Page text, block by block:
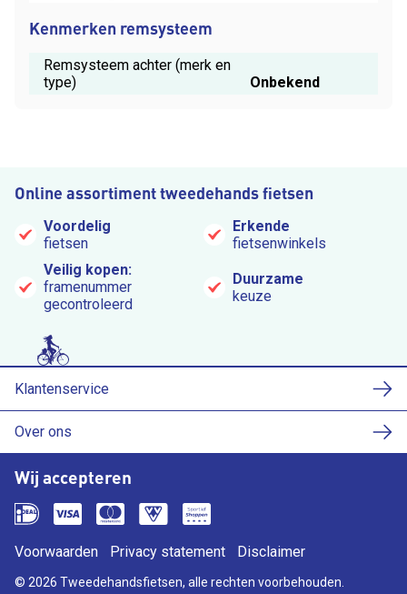
Kenmerken remsysteem
Remsysteem achter (merk en
type)
Onbekend
Online assortiment tweedehands fietsen
Voordelig
fietsen
Erkende
fietsenwinkels
Veilig kopen:
framenummer
gecontroleerd
Duurzame
keuze
Klantenservice
Over ons
Wij accepteren
Voorwaarden Privacy statement Disclaimer
© 2026 Tweedehandsfietsen, alle rechten voorbehouden.